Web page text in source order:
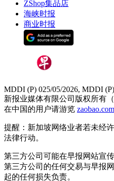
ZShop集品店
海峡时报
商业时报
MDDI (P) 025/05/2026, MDDI
新报业媒体有限公司版权所有
在中国的用户请游览 zaobao.com
提醒：新加坡网络业者若未经
法律行动。
第三方公司可能在早报网站宣
第三方公司的任何交易与早报
起的任何损失负责。